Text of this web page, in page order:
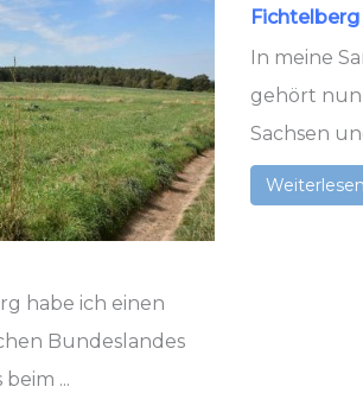
habe ich einen
Bundeslandes
...
In meine
gehört nun
Sachsen